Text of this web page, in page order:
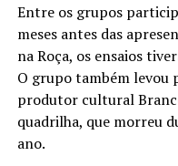
Entre os grupos
meses antes das
na Roça, os ensaios
O grupo também levou
produtor cultural
quadrilha, que morreu
ano.